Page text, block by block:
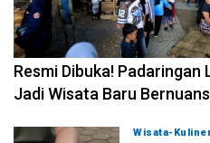
2026-08-02 17:59:41
Resmi Dibuka!
Jadi Wisata Baru
Wisata-